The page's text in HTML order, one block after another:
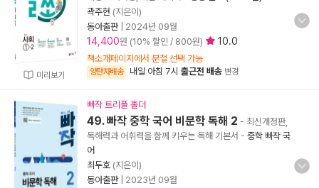
미리보기
곽주현 (지은이)
동아출판| 2024년 09월
14,400원 (10% 할인 / 800원) 10.0
책소개페이지에서 분철 선택 가능
양탄자배송 내일 아침 7시 출근전 배송 변경
빠작 트리플 홀더
49. 빠작 중학 국어 비문학 독해 2 - 최신개정판,
독해력과 어휘력을 함께 키우는 독해 기본서 - 중학 빠작 국
어
최두호 (지은이)
동아출판| 2023년 09월